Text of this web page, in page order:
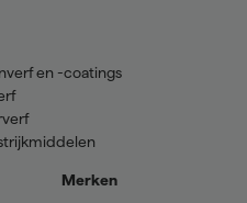
en -coatings
Merken